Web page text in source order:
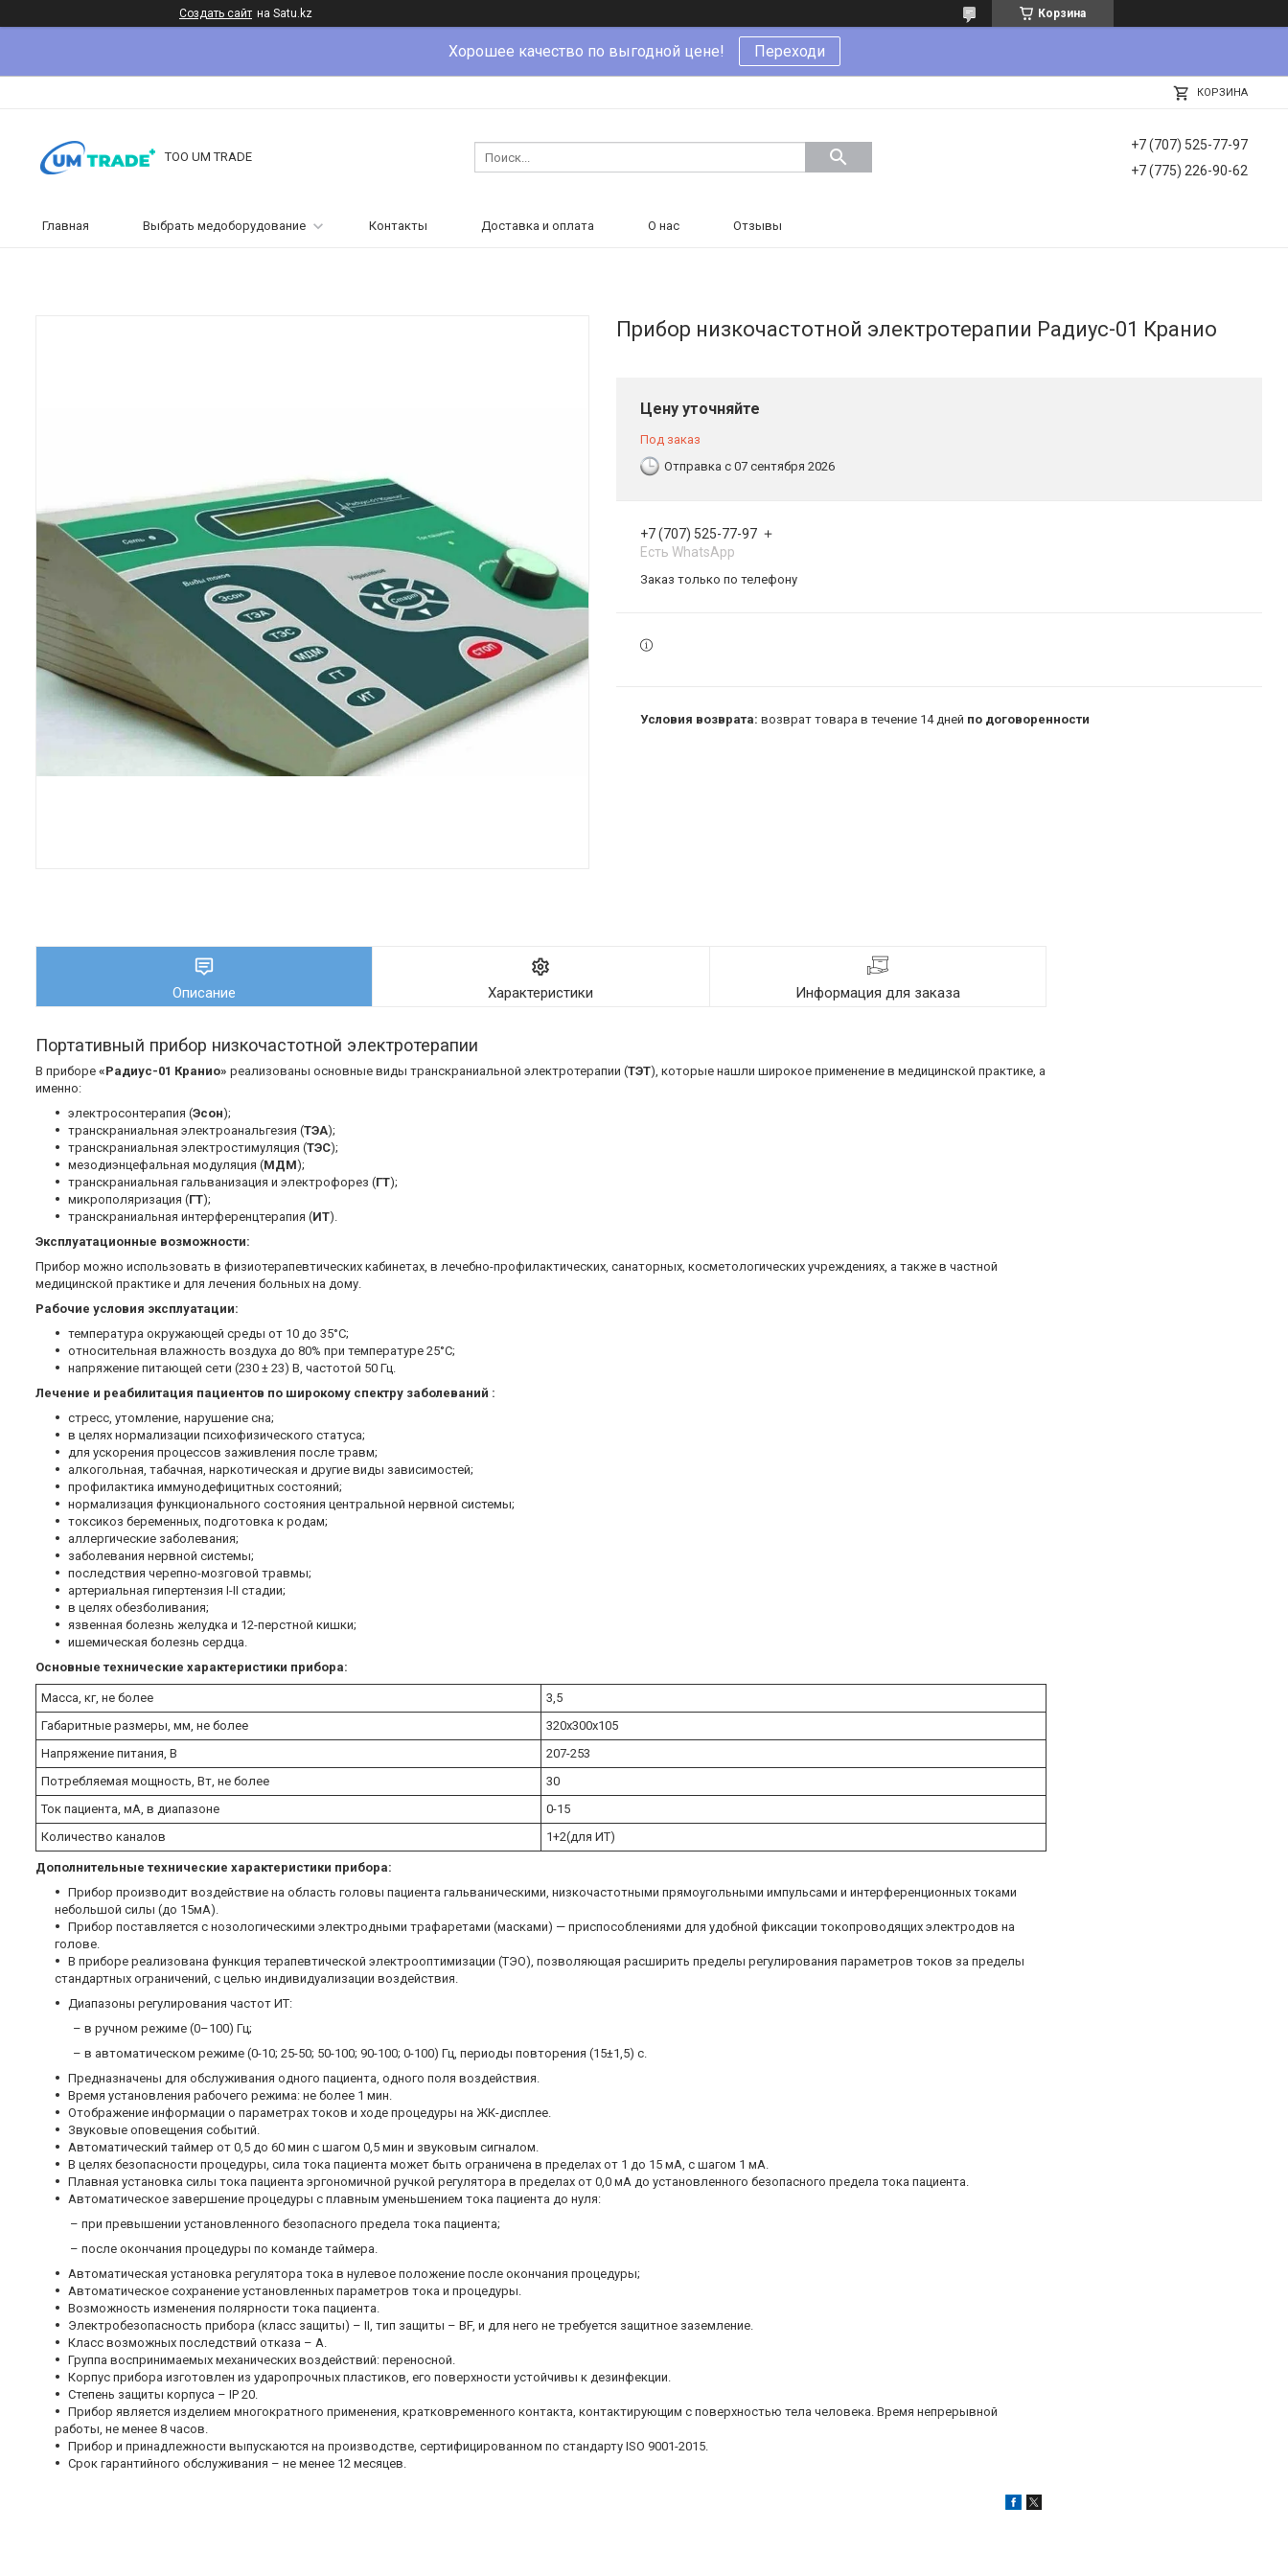
Создать сайт на Satu.kz Корзина
Хорошее качество по выгодной цене! Переходи
КОРЗИНА
ТОО UM TRADE
+7 (707) 525-77-97
+7 (775) 226-90-62
Главная Выбрать медоборудование Контакты Доставка и оплата О нас Отзывы
Прибор низкочастотной электротерапии Радиус-01 Кранио
Цену уточняйте
Под заказ
Отправка с 07 сентября 2026
+7 (707) 525-77-97
Есть WhatsApp
Заказ только по телефону
возврат товара в течение 14 дней по договоренности
Описание Характеристики Информация для заказа
Портативный прибор низкочастотной электротерапии
В приборе «Радиус-01 Кранио» реализованы основные виды транскраниальной электротерапии (ТЭТ), которые нашли широкое применение в медицинской практике, а
именно:
электросонтерапия (Эсон);
транскраниальная электроанальгезия (ТЭА);
транскраниальная электростимуляция (ТЭС);
мезодиэнцефальная модуляция (МДМ);
транскраниальная гальванизация и электрофорез (ГТ);
микрополяризация (ГТ);
транскраниальная интерференцтерапия (ИТ).
Эксплуатационные возможности:
Прибор можно использовать в физиотерапевтических кабинетах, в лечебно-профилактических, санаторных, косметологических учреждениях, а также в частной
медицинской практике и для лечения больных на дому.
Рабочие условия эксплуатации:
температура окружающей среды от 10 до 35°С;
относительная влажность воздуха до 80% при температуре 25°С;
напряжение питающей сети (230 ± 23) В, частотой 50 Гц.
Лечение и реабилитация пациентов по широкому спектру заболеваний :
стресс, утомление, нарушение сна;
в целях нормализации психофизического статуса;
для ускорения процессов заживления после травм;
алкогольная, табачная, наркотическая и другие виды зависимостей;
профилактика иммунодефицитных состояний;
нормализация функционального состояния центральной нервной системы;
токсикоз беременных, подготовка к родам;
аллергические заболевания;
заболевания нервной системы;
последствия черепно-мозговой травмы;
артериальная гипертензия I-II стадии;
в целях обезболивания;
язвенная болезнь желудка и 12-перстной кишки;
ишемическая болезнь сердца.
Основные технические характеристики прибора:
Масса, кг, не более
3,5
Габаритные размеры, мм, не более
320х300х105
Напряжение питания, В
207-253
Потребляемая мощность, Вт, не более
30
Ток пациента, мА, в диапазоне
0-15
Количество каналов
1+2(для ИТ)
Дополнительные технические характеристики прибора:
Прибор производит воздействие на область головы пациента гальваническими, низкочастотными прямоугольными импульсами и интерференционных токами
небольшой силы (до 15мА).
Прибор поставляется с нозологическими электродными трафаретами (масками) — приспособлениями для удобной фиксации токопроводящих электродов на
голове.
В приборе реализована функция терапевтической электрооптимизации (ТЭО), позволяющая расширить пределы регулирования параметров токов за пределы
стандартных ограничений, с целью индивидуализации воздействия.
Диапазоны регулирования частот ИТ:
– в ручном режиме (0–100) Гц;
– в автоматическом режиме (0-10; 25-50; 50-100; 90-100; 0-100) Гц, периоды повторения (15±1,5) с.
Предназначены для обслуживания одного пациента, одного поля воздействия.
Время установления рабочего режима: не более 1 мин.
Отображение информации о параметрах токов и ходе процедуры на ЖК-дисплее.
Звуковые оповещения событий.
Автоматический таймер от 0,5 до 60 мин с шагом 0,5 мин и звуковым сигналом.
В целях безопасности процедуры, сила тока пациента может быть ограничена в пределах от 1 до 15 мА, с шагом 1 мА.
Плавная установка силы тока пациента эргономичной ручкой регулятора в пределах от 0,0 мА до установленного безопасного предела тока пациента.
Автоматическое завершение процедуры с плавным уменьшением тока пациента до нуля:
– при превышении установленного безопасного предела тока пациента;
– после окончания процедуры по команде таймера.
Автоматическая установка регулятора тока в нулевое положение после окончания процедуры;
Автоматическое сохранение установленных параметров тока и процедуры.
Возможность изменения полярности тока пациента.
Электробезопасность прибора (класс защиты) – II, тип защиты – BF, и для него не требуется защитное заземление.
Класс возможных последствий отказа – А.
Группа воспринимаемых механических воздействий: переносной.
Корпус прибора изготовлен из ударопрочных пластиков, его поверхности устойчивы к дезинфекции.
Степень защиты корпуса – IP 20.
Прибор является изделием многократного применения, кратковременного контакта, контактирующим с поверхностью тела человека. Время непрерывной
работы, не менее 8 часов.
Прибор и принадлежности выпускаются на производстве, сертифицированном по стандарту ISO 9001-2015.
Срок гарантийного обслуживания – не менее 12 месяцев.